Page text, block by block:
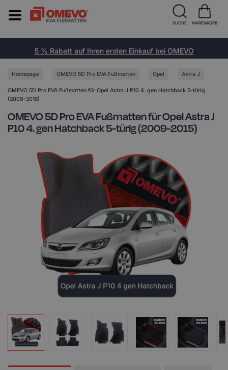
5 % Rabatt auf Ihren ersten Einkauf bei OMEVO
Homepage OMEVO 5D Pro EVA Fußmatten Opel Astra J
OMEVO 5D Pro EVA Fußmatten für Opel Astra J P10 4. gen Hatchback 5-türig
(2009-2015)
OMEVO 5D Pro EVA Fußmatten für Opel Astra J
P10 4. gen Hatchback 5-türig (2009-2015)
SUCHE WARENKORB